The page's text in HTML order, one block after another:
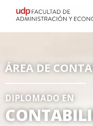
ÁREA DE
DIPLOMADO EN